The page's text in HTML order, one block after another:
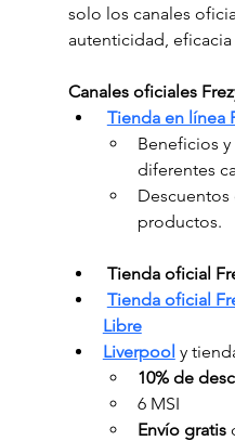
solo los canales
autenticidad,
Canales oficiales
Tienda en línea
Beneficios
diferentes
Descuentos
productos.
Tienda oficial
Tienda oficial
Libre
Liverpool y
10% de
6 MSI
Envío gratis